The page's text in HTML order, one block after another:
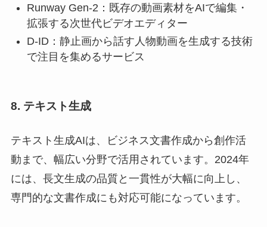
Runway Gen-2：既存の動画素材をAIで編集・
拡張する次世代ビデオエディター
D-ID：静止画から話す人物動画を生成する技術
で注目を集めるサービス
8. テキスト生成
テキスト生成AIは、ビジネス文書作成から創作活
動まで、幅広い分野で活用されています。2024年
には、長文生成の品質と一貫性が大幅に向上し、
専門的な文書作成にも対応可能になっています。